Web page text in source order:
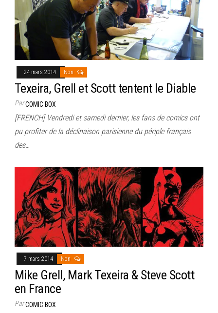
24 mars 2014 Non
Texeira, Grell et Scott tentent le Diable
ParCOMIC BOX
[FRENCH] Vendredi et samedi dernier, les fans de comics ont
pu profiter de la déclinaison parisienne du périple français
des…
7 mars 2014 Non
Mike Grell, Mark Texeira & Steve Scott
en France
ParCOMIC BOX